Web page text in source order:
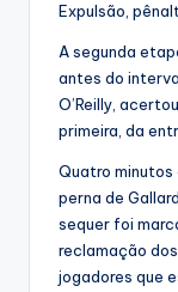
Expulsão,
A segunda
antes do
O’Reilly,
primeira, da
Quatro minutos
perna de
sequer foi
reclamação
jogadores que